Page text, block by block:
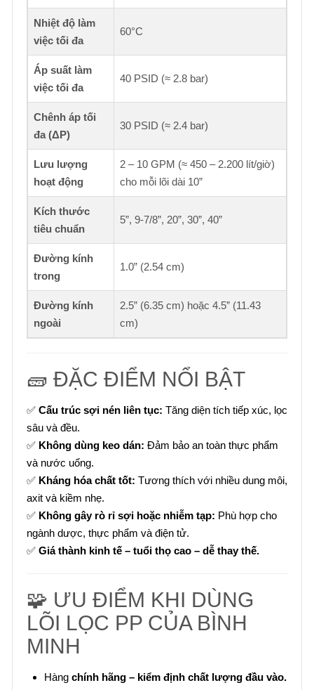
Nhiệt độ làm
việc tối đa
60°C
Áp suất làm
việc tối đa
40 PSID (≈ 2.8 bar)
Chênh áp tối
đa (ΔP)
30 PSID (≈ 2.4 bar)
Lưu lượng
hoạt động
2 – 10 GPM (≈ 450 – 2.200 lít/giờ)
cho mỗi lõi dài 10”
Kích thước
tiêu chuẩn
5”, 9-7/8”, 20”, 30”, 40”
Đường kính
trong
1.0” (2.54 cm)
Đường kính
ngoài
2.5” (6.35 cm) hoặc 4.5” (11.43
cm)
🧱 ĐẶC ĐIỂM NỔI BẬT
✅ Cấu trúc sợi nén liên tục: Tăng diện tích tiếp xúc, lọc
sâu và đều.
✅ Không dùng keo dán: Đảm bảo an toàn thực phẩm
và nước uống.
✅ Kháng hóa chất tốt: Tương thích với nhiều dung môi,
axit và kiềm nhẹ.
✅ Không gây rò rỉ sợi hoặc nhiễm tạp: Phù hợp cho
ngành dược, thực phẩm và điện tử.
✅ Giá thành kinh tế – tuổi thọ cao – dễ thay thế.
🧩 ƯU ĐIỂM KHI DÙNG
LÕI LỌC PP CỦA BÌNH
MINH
Hàng chính hãng – kiểm định chất lượng đầu vào.